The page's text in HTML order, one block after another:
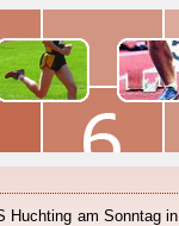
Huchting am Sonntag in